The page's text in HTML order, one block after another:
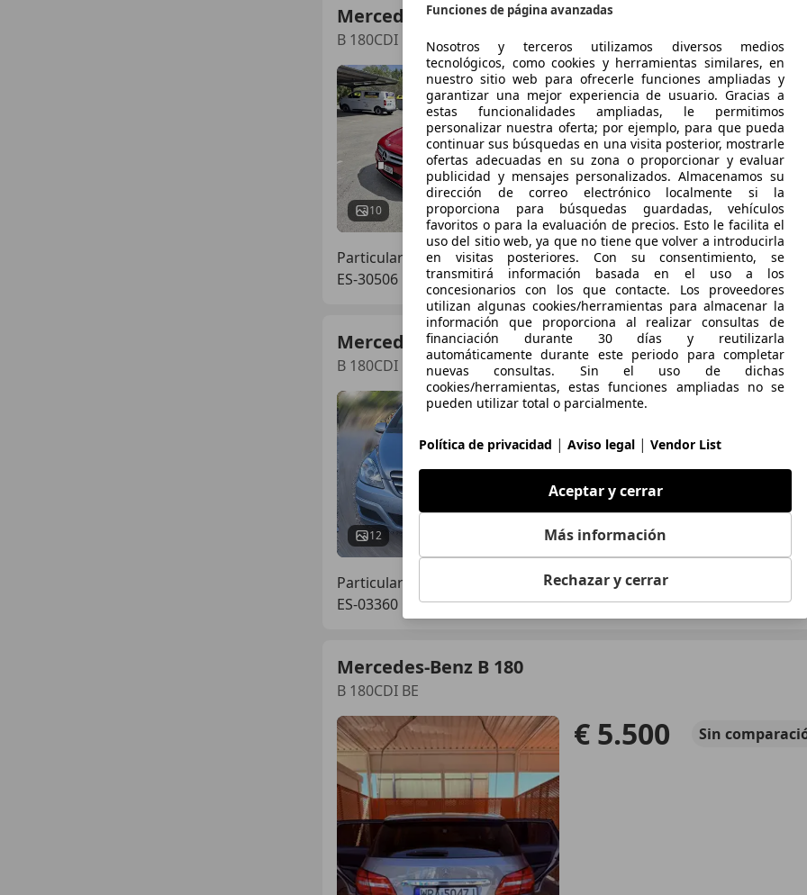
Mercedes-Benz B 180
B 180CDI BE Sport 7G-DCT
10
€ 9.500 Sin
05/2015 195.000 km
Particular
ES-30506 Molina de Segura
Mercedes-Benz B 180
B 180CDI
12
€ 4.400
05/2010
Particular
ES-03360 Callosa de Segura
Mercedes-Benz B 180
B 180CDI BE
€ 5.500 Sin
Funciones de página avanzadas
Nosotros y terceros utilizamos diversos medios
tecnológicos, como cookies y herramientas similares, en
nuestro sitio web para ofrecerle funciones ampliadas y
garantizar una mejor experiencia de usuario. Gracias a
estas funcionalidades ampliadas, le permitimos
personalizar nuestra oferta; por ejemplo, para que pueda
continuar sus búsquedas en una visita posterior, mostrarle
ofertas adecuadas en su zona o proporcionar y evaluar
publicidad y mensajes personalizados. Almacenamos su
dirección de correo electrónico localmente si la
proporciona para búsquedas guardadas, vehículos
favoritos o para la evaluación de precios. Esto le facilita el
uso del sitio web, ya que no tiene que volver a introducirla
en visitas posteriores. Con su consentimiento, se
transmitirá información basada en el uso a los
concesionarios con los que contacte. Los proveedores
utilizan algunas cookies/herramientas para almacenar la
información que proporciona al realizar consultas de
financiación durante 30 días y reutilizarla
automáticamente durante este periodo para completar
nuevas consultas. Sin el uso de dichas
cookies/herramientas, estas funciones ampliadas no se
pueden utilizar total o parcialmente.
Política de privacidad | Aviso legal | Vendor List
Aceptar y cerrar
Más información
Rechazar y cerrar